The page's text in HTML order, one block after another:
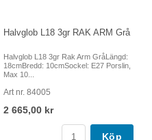
Halvglob L18 3gr RAK ARM Grå
Halvglob L18 3gr Rak Arm GråLängd:
18cmBredd: 10cmSockel: E27 Porslin,
Max 10...
Art nr. 84005
2 665,00 kr
Köp